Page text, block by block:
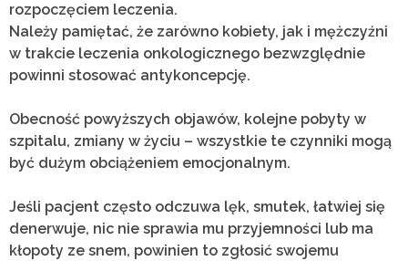
rozpoczęciem leczenia.
Należy pamiętać, że zarówno kobiety, jak i mężczyźni
w trakcie leczenia onkologicznego bezwzględnie
powinni stosować antykoncepcję.
Obecność powyższych objawów, kolejne pobyty w
szpitalu, zmiany w życiu – wszystkie te czynniki mogą
być dużym obciążeniem emocjonalnym.
Jeśli pacjent często odczuwa lęk, smutek, łatwiej się
denerwuje, nic nie sprawia mu przyjemności lub ma
kłopoty ze snem, powinien to zgłosić swojemu